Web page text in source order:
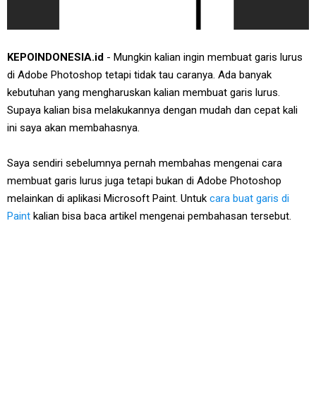
KEPOINDONESIA.id - Mungkin kalian ingin membuat garis lurus
di Adobe Photoshop tetapi tidak tau caranya. Ada banyak
kebutuhan yang mengharuskan kalian membuat garis lurus.
Supaya kalian bisa melakukannya dengan mudah dan cepat kali
ini saya akan membahasnya.
Saya sendiri sebelumnya pernah membahas mengenai cara
membuat garis lurus juga tetapi bukan di Adobe Photoshop
melainkan di aplikasi Microsoft Paint. Untuk cara buat garis di
Paint kalian bisa baca artikel mengenai pembahasan tersebut.